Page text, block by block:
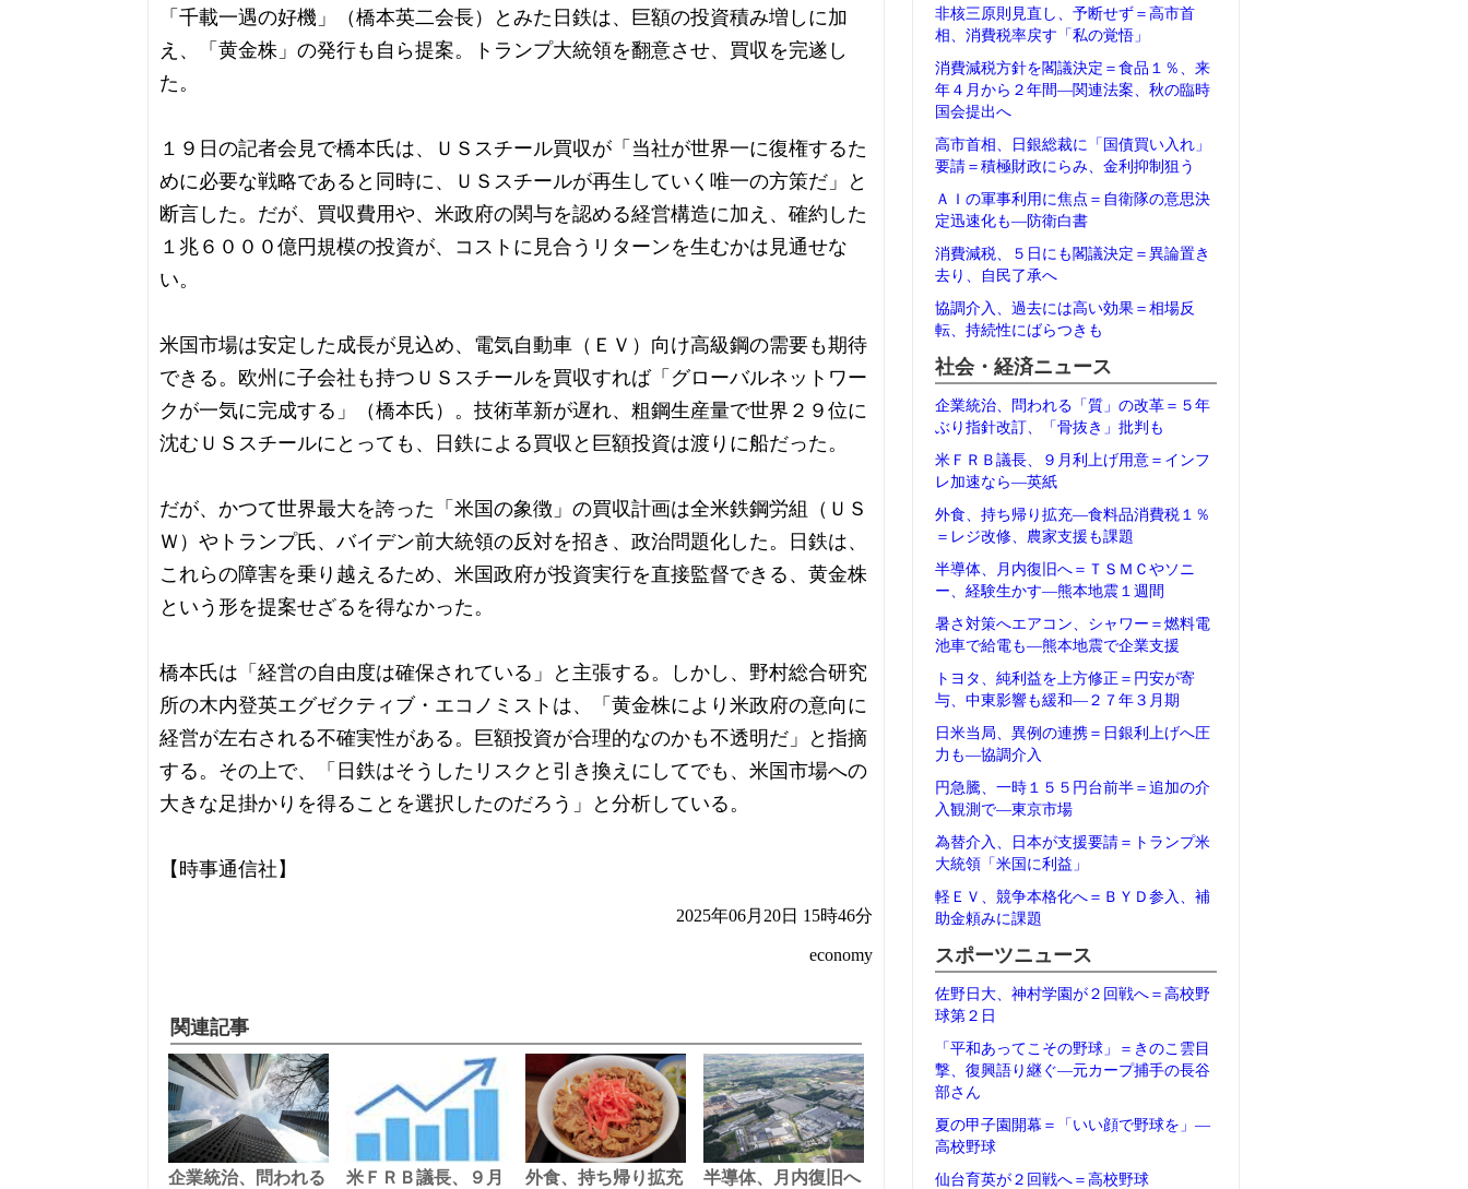
「千載一遇の好機」（橋本英二会長）とみた日鉄は、巨額の投資積み増しに加
え、「黄金株」の発行も自ら提案。トランプ大統領を翻意させ、買収を完遂し
た。
１９日の記者会見で橋本氏は、ＵＳスチール買収が「当社が世界一に復権するた
めに必要な戦略であると同時に、ＵＳスチールが再生していく唯一の方策だ」と
断言した。だが、買収費用や、米政府の関与を認める経営構造に加え、確約した
１兆６０００億円規模の投資が、コストに見合うリターンを生むかは見通せな
い。
米国市場は安定した成長が見込め、電気自動車（ＥＶ）向け高級鋼の需要も期待
できる。欧州に子会社も持つＵＳスチールを買収すれば「グローバルネットワー
クが一気に完成する」（橋本氏）。技術革新が遅れ、粗鋼生産量で世界２９位に
沈むＵＳスチールにとっても、日鉄による買収と巨額投資は渡りに船だった。
だが、かつて世界最大を誇った「米国の象徴」の買収計画は全米鉄鋼労組（ＵＳ
Ｗ）やトランプ氏、バイデン前大統領の反対を招き、政治問題化した。日鉄は、
これらの障害を乗り越えるため、米国政府が投資実行を直接監督できる、黄金株
という形を提案せざるを得なかった。
橋本氏は「経営の自由度は確保されている」と主張する。しかし、野村総合研究
所の木内登英エグゼクティブ・エコノミストは、「黄金株により米政府の意向に
経営が左右される不確実性がある。巨額投資が合理的なのかも不透明だ」と指摘
する。その上で、「日鉄はそうしたリスクと引き換えにしてでも、米国市場への
大きな足掛かりを得ることを選択したのだろう」と分析している。
【時事通信社】
2025年06月20日 15時46分
economy
関連記事
企業統治、問われる
米ＦＲＢ議長、９月
外食、持ち帰り拡充
半導体、月内復旧へ
非核三原則見直し、予断せず＝高市首
相、消費税率戻す「私の覚悟」
消費減税方針を閣議決定＝食品１％、来
年４月から２年間―関連法案、秋の臨時
国会提出へ
高市首相、日銀総裁に「国債買い入れ」
要請＝積極財政にらみ、金利抑制狙う
ＡＩの軍事利用に焦点＝自衛隊の意思決
定迅速化も―防衛白書
消費減税、５日にも閣議決定＝異論置き
去り、自民了承へ
協調介入、過去には高い効果＝相場反
転、持続性にばらつきも
社会・経済ニュース
企業統治、問われる「質」の改革＝５年
ぶり指針改訂、「骨抜き」批判も
米ＦＲＢ議長、９月利上げ用意＝インフ
レ加速なら―英紙
外食、持ち帰り拡充―食料品消費税１％
＝レジ改修、農家支援も課題
半導体、月内復旧へ＝ＴＳＭＣやソニ
ー、経験生かす―熊本地震１週間
暑さ対策へエアコン、シャワー＝燃料電
池車で給電も―熊本地震で企業支援
トヨタ、純利益を上方修正＝円安が寄
与、中東影響も緩和―２７年３月期
日米当局、異例の連携＝日銀利上げへ圧
力も―協調介入
円急騰、一時１５５円台前半＝追加の介
入観測で―東京市場
為替介入、日本が支援要請＝トランプ米
大統領「米国に利益」
軽ＥＶ、競争本格化へ＝ＢＹＤ参入、補
助金頼みに課題
スポーツニュース
佐野日大、神村学園が２回戦へ＝高校野
球第２日
「平和あってこその野球」＝きのこ雲目
撃、復興語り継ぐ―元カープ捕手の長谷
部さん
夏の甲子園開幕＝「いい顔で野球を」―
高校野球
仙台育英が２回戦へ＝高校野球